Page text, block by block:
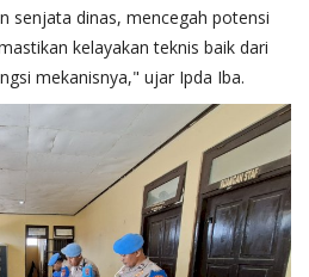
senjata dinas, mencegah potensi
kelayakan teknis baik dari
mekanisnya," ujar Ipda Iba.